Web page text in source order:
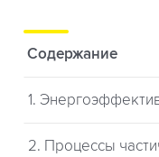
Содержание
1.
2. Процессы